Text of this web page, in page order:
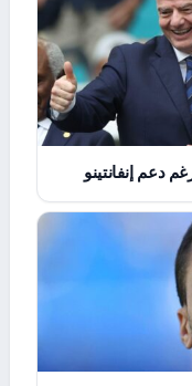
دعم إنفانتينو